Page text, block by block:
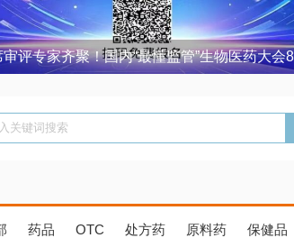
评专家齐聚！国内“最懂监管”生物医药大会
关键词搜索
药品 OTC 处方药 原料药 保健品